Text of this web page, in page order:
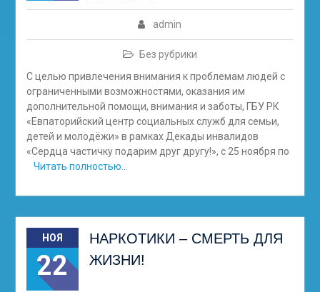
admin
Без рубрики
С целью привлечения внимания к проблемам людей с
ограниченными возможностями, оказания им
дополнительной помощи, внимания и заботы, ГБУ РК
«Евпаторийский центр социальных служб для семьи,
детей и молодёжи» в рамках Декады инвалидов
«Сердца частичку подарим друг другу!», с 25 ноября по
Читать полностью…
НОЯ
22
НАРКОТИКИ – СМЕРТЬ ДЛЯ
ЖИЗНИ!